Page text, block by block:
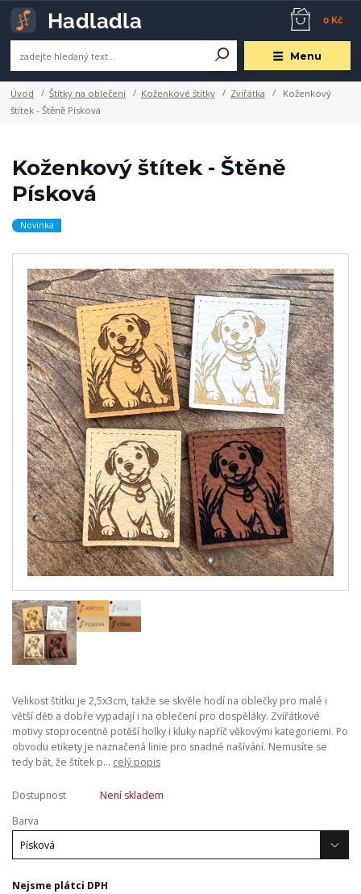
Menu
0 Kč
Úvod Štítky na oblečení Koženkové štítky Zvířátka
Koženkový
štítek - Štěně Písková
Koženkový štítek - Štěně
Písková
Novinka
Velikost štítku je 2,5x3cm, takže se skvěle hodí na oblečky pro malé i
větší děti a dobře vypadají i na oblečení pro dospěláky. Zvířátkové
motivy stoprocentně potěší holky i kluky napříč věkovými kategoriemi. Po
obvodu etikety je naznačená linie pro snadné našívání. Nemusíte se
tedy bát, že štítek p... celý popis
Dostupnost
Není skladem
Barva
Nejsme plátci DPH